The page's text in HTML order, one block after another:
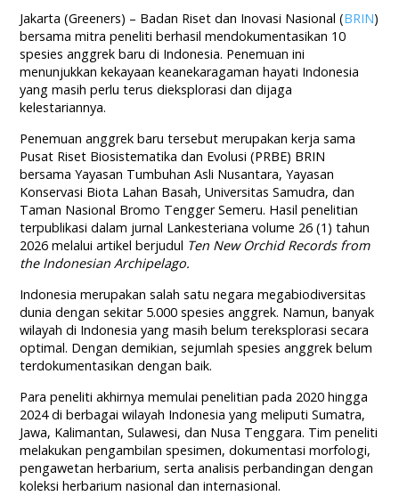
Jakarta (Greeners) – Badan Riset dan Inovasi Nasional (BRIN)
bersama mitra peneliti berhasil mendokumentasikan 10
spesies anggrek baru di Indonesia. Penemuan ini
menunjukkan kekayaan keanekaragaman hayati Indonesia
yang masih perlu terus dieksplorasi dan dijaga
kelestariannya.
Penemuan anggrek baru tersebut merupakan kerja sama
Pusat Riset Biosistematika dan Evolusi (PRBE) BRIN
bersama Yayasan Tumbuhan Asli Nusantara, Yayasan
Konservasi Biota Lahan Basah, Universitas Samudra, dan
Taman Nasional Bromo Tengger Semeru. Hasil penelitian
terpublikasi dalam jurnal Lankesteriana volume 26 (1) tahun
2026 melalui artikel berjudul Ten New Orchid Records from
the Indonesian Archipelago.
Indonesia merupakan salah satu negara megabiodiversitas
dunia dengan sekitar 5.000 spesies anggrek. Namun, banyak
wilayah di Indonesia yang masih belum tereksplorasi secara
optimal. Dengan demikian, sejumlah spesies anggrek belum
terdokumentasikan dengan baik.
Para peneliti akhirnya memulai penelitian pada 2020 hingga
2024 di berbagai wilayah Indonesia yang meliputi Sumatra,
Jawa, Kalimantan, Sulawesi, dan Nusa Tenggara. Tim peneliti
melakukan pengambilan spesimen, dokumentasi morfologi,
pengawetan herbarium, serta analisis perbandingan dengan
koleksi herbarium nasional dan internasional.